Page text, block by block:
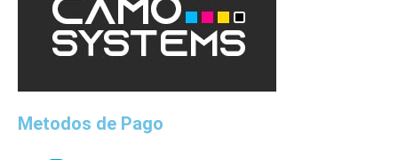
Metodos de Pago